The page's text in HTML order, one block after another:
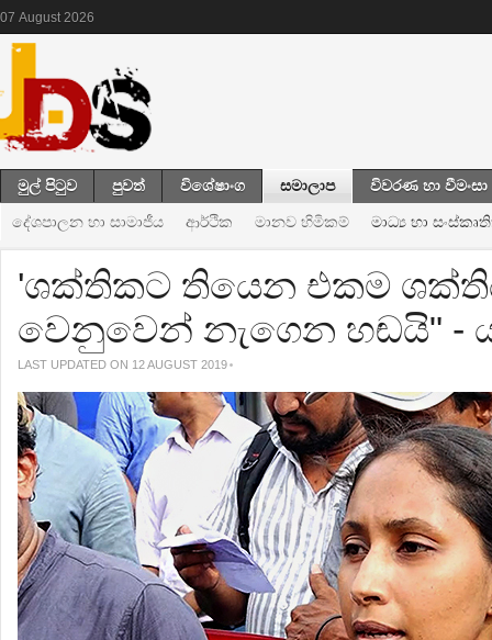
07 August 2026
මුල් පිටුව පුවත් විශේෂාංග සමාලාප විවරණ හා වීමංසා
දේශපාලන හා සාමාජීය ආර්ථික මානව හිමිකම් මාධ්‍ය හා
'ශක්තිකට තියෙන එකම
වෙනුවෙන් නැගෙන හඬයි" -
LAST UPDATED ON 12 AUGUST 2019